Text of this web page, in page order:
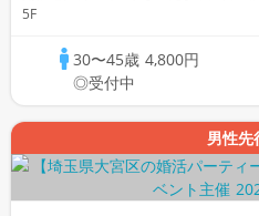
5F
30〜45歳 4,800円
◎受付中
男性先